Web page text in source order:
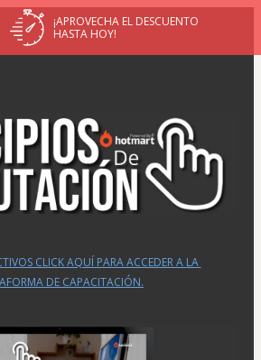
¡APROVECHA EL DESCUENTO
HASTA HOY!
CLICK AQUÍ PARA ACCEDER A LA
DE CAPACITACIÓN.